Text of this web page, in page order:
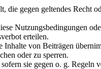
gegen geltendes Recht
Nutzungsbedingungen
erteilen.
von Beiträgen
oder zu sperren.
sie gegen o. g.